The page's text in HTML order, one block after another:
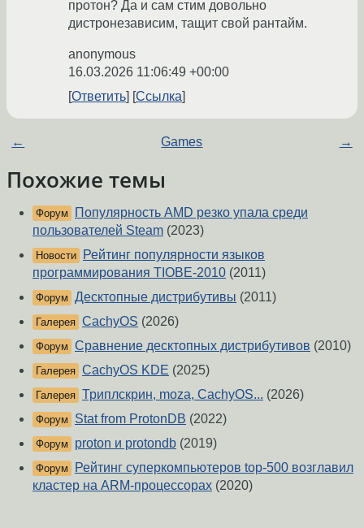
протон? Да и сам стим довольно
дистронезависим, тащит свой рантайм.
anonymous
16.03.2026 11:06:49 +00:00
Ответить
Ссылка
← Games →
Похожие темы
Форум
Популярность AMD резко упала среди
пользователей Steam (2023)
Новости
Рейтинг популярности языков
программирования TIOBE-2010 (2011)
Форум Десктопные дистрибутивы (2011)
Галерея CachyOS (2026)
Форум Сравнение десктопных дистрибутивов (2010)
Галерея CachyOS KDE (2025)
Галерея Триплскрин, moza, CachyOS... (2026)
Форум Stat from ProtonDB (2022)
Форум proton и protondb (2019)
Форум
Рейтинг суперкомпьютеров top-500 возглавил
кластер на ARM-процессорах (2020)